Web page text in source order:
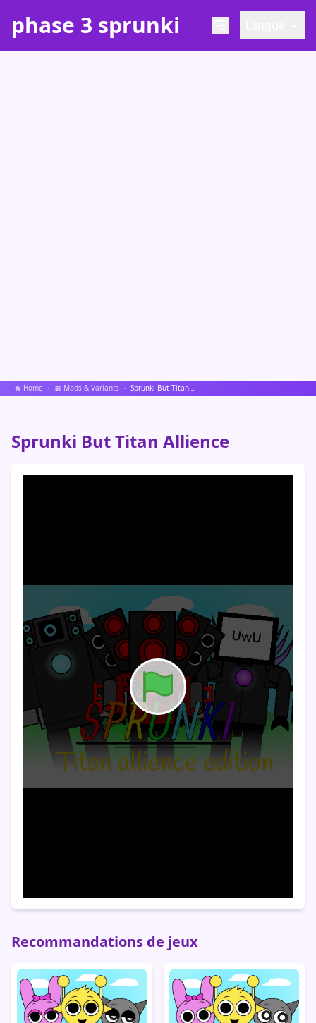
phase 3 sprunki
Home Mods & Variants Sprunki But Titan Allience
Sprunki But Titan Allience
Recommandations de jeux